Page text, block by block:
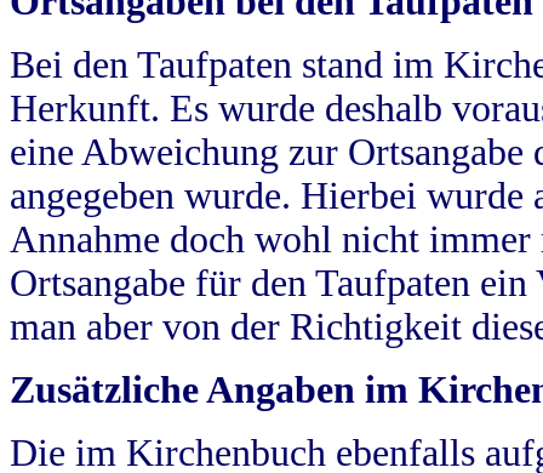
Bei den Taufpaten stand im
Herkunft. Es wurde deshalb
eine Abweichung zur
angegeben wurde. Hierbei wurde
Annahme doch wohl nicht
Ortsangabe für den Taufpaten
man aber von der Richtigkeit
Zusätzliche Angaben im
Die im Kirchenbuch ebenfalls